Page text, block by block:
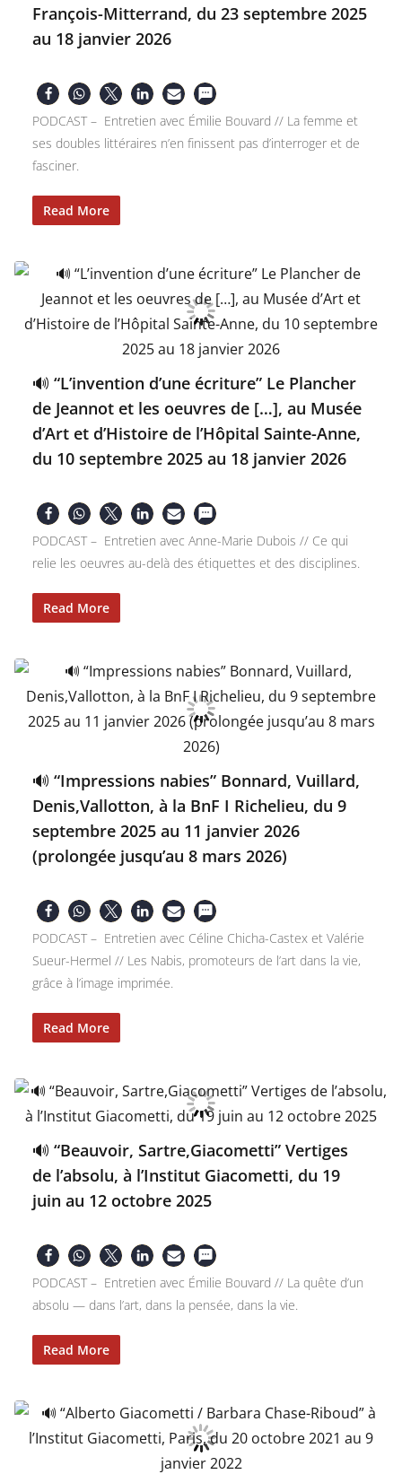
François-Mitterrand, du 23 septembre 2025
au 18 janvier 2026
PODCAST – Entretien avec Émilie Bouvard // La femme et
ses doubles littéraires n’en finissent pas d’interroger et de
fasciner.
Read More
🔊 “L’invention d’une écriture” Le Plancher
de Jeannot et les oeuvres de […], au Musée
d’Art et d’Histoire de l’Hôpital Sainte-Anne,
du 10 septembre 2025 au 18 janvier 2026
PODCAST – Entretien avec Anne-Marie Dubois // Ce qui
relie les oeuvres au-delà des étiquettes et des disciplines.
Read More
🔊 “Impressions nabies” Bonnard, Vuillard,
Denis,Vallotton, à la BnF I Richelieu, du 9
septembre 2025 au 11 janvier 2026
(prolongée jusqu’au 8 mars 2026)
PODCAST – Entretien avec Céline Chicha-Castex et Valérie
Sueur-Hermel // Les Nabis, promoteurs de l’art dans la vie,
grâce à l’image imprimée.
Read More
🔊 “Beauvoir, Sartre,Giacometti” Vertiges
de l’absolu, à l’Institut Giacometti, du 19
juin au 12 octobre 2025
PODCAST – Entretien avec Émilie Bouvard // La quête d’un
absolu — dans l’art, dans la pensée, dans la vie.
Read More